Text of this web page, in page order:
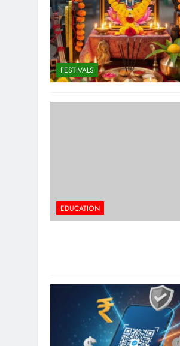
FESTIVALS
EDUCATION